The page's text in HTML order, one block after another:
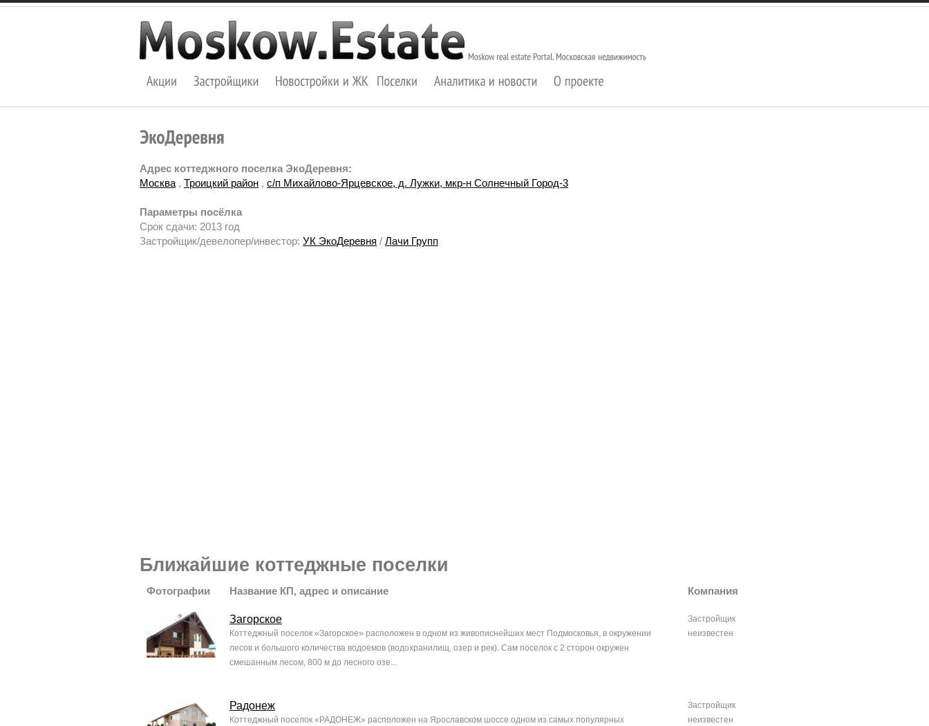
Адрес коттеджного поселка ЭкоДеревня:
Москва , Троицкий район , с/п Михайлово-Ярцевское, д. Лужки, мкр-н Солнечный Город-3
Параметры посёлка
Срок сдачи: 2013 год
Застройщик/девелопер/инвестор: УК ЭкоДеревня / Лачи Групп
Ближайшие коттеджные поселки
Фотографии Название КП, адрес и описание Компания
Загорское
Коттеджный поселок «Загорское» расположен в одном из живописнейших мест Подмосковья, в окружении
лесов и большого количества водоемов (водохранилищ, озер и рек). Сам поселок с 2 сторон окружен
смешанным лесом, 800 м до лесного озе...
Застройщик
неизвестен
Радонеж
Коттеджный поселок «РАДОНЕЖ» расположен на Ярославском шоссе одном из самых популярных
Застройщик
неизвестен